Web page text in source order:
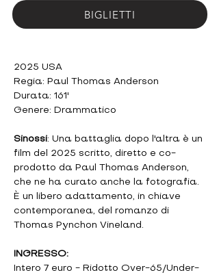
BIGLIETTI
2025 USA
Regia: Paul Thomas Anderson
Durata: 161'
Genere: Drammatico
Sinossi: Una battaglia dopo l'altra è un
film del 2025 scritto, diretto e co-
prodotto da Paul Thomas Anderson,
che ne ha curato anche la fotografia.
È un libero adattamento, in chiave
contemporanea, del romanzo di
Thomas Pynchon Vineland.
INGRESSO:
Intero 7 euro - Ridotto Over-65/Under-